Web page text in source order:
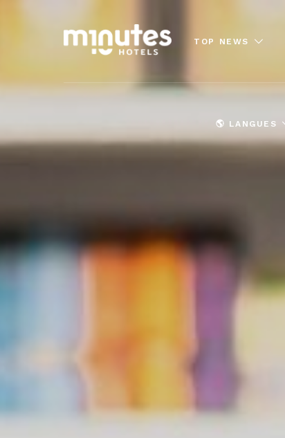
TOP NEWS
🌎 LANGUES